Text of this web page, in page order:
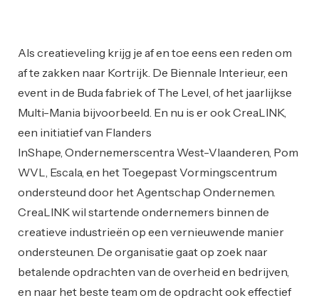
Als creatieveling krijg je af en toe eens een reden om
af te zakken naar Kortrijk. De Biennale Interieur, een
event in de Buda fabriek of The Level, of het jaarlijkse
Multi-Mania bijvoorbeeld. En nu is er ook CreaLINK,
een initiatief van Flanders
InShape, Ondernemerscentra West-Vlaanderen, Pom
WVL, Escala, en het Toegepast Vormingscentrum
ondersteund door het Agentschap Ondernemen.
CreaLINK wil startende ondernemers binnen de
creatieve industrieën op een vernieuwende manier
ondersteunen. De organisatie gaat op zoek naar
betalende opdrachten van de overheid en bedrijven,
en naar het beste team om de opdracht ook effectief